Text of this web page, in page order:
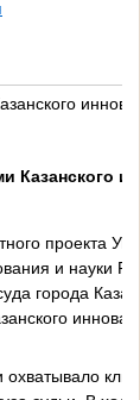
Казанского
проекта
и науки
города